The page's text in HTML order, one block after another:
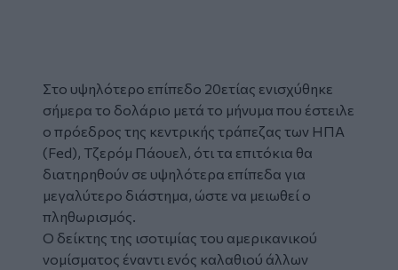
Στο υψηλότερο επίπεδο 20ετίας ενισχύθηκε
σήμερα το δολάριο μετά το μήνυμα που έστειλε
ο πρόεδρος της κεντρικής τράπεζας των ΗΠΑ
(Fed), Τζερόμ Πάουελ, ότι τα επιτόκια θα
διατηρηθούν σε υψηλότερα επίπεδα για
μεγαλύτερο διάστημα, ώστε να μειωθεί ο
πληθωρισμός.
Ο δείκτης της ισοτιμίας του αμερικανικού
νομίσματος έναντι ενός καλαθιού άλλων